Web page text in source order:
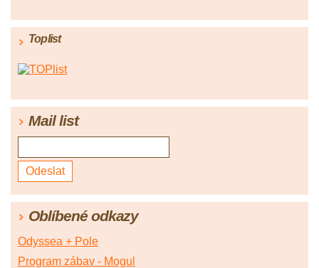
Toplist
Mail list
Oblíbené odkazy
Odyssea + Pole
Program zábav - Mogul